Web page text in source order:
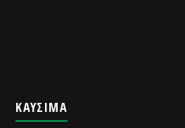
ΚΑΥΣΙΜΑ